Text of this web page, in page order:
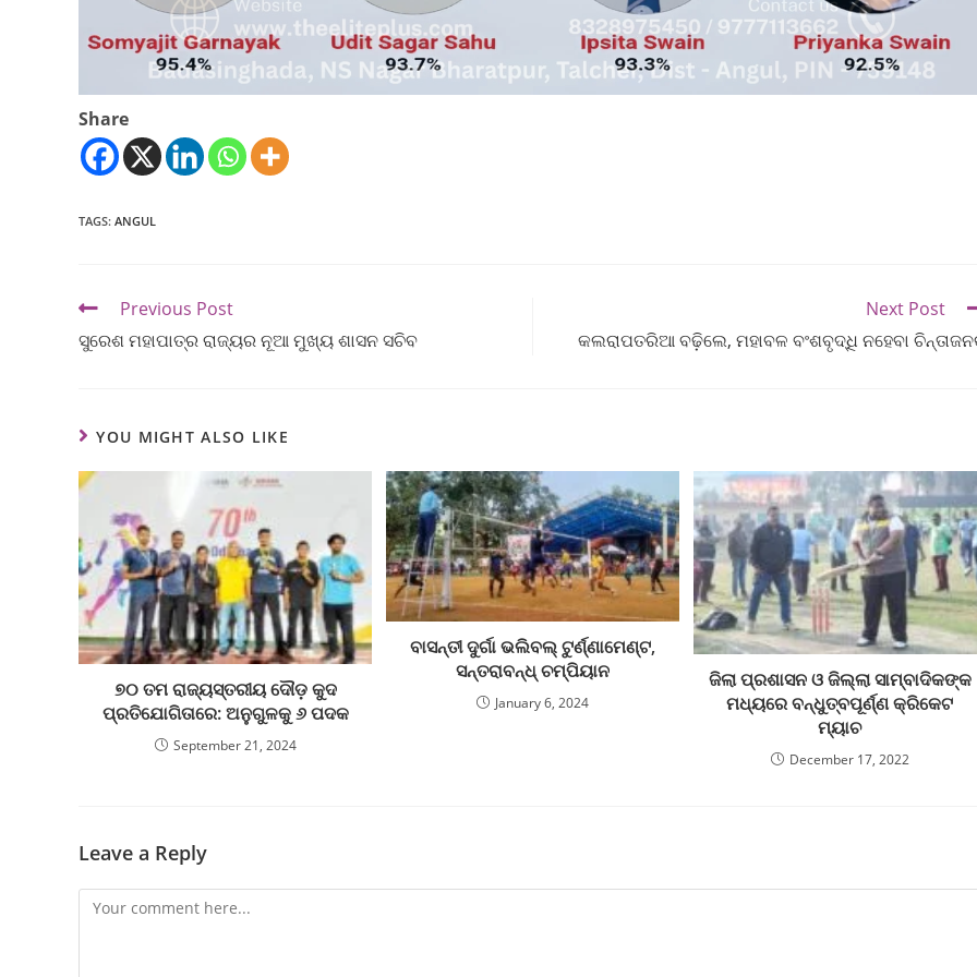
Share
TAGS: ANGUL
Previous Post
ସୁରେଶ ମହାପାତ୍ର ରାଜ୍ୟର ନୂଆ ମୁଖ୍ୟ ଶାସନ ସଚିବ
Next Post
କଲରାପତରିଆ ବଢ଼ିଲେ, ମହାବଳ ବଂଶବୃଦ୍ଧି ନହେବା
YOU MIGHT ALSO LIKE
୭୦ ତମ ରାଜ୍ୟସ୍ତରୀୟ ଦୌଡ଼ କୁଦ
ପ୍ରତିଯୋଗିତାରେ: ଅନୁଗୁଳକୁ ୬ ପଦକ
September 21, 2024
ବାସନ୍ତୀ ଦୁର୍ଗା ଭଲିବଲ୍ ଟୁର୍ଣ୍ଣାମେଣ୍ଟ,
ସନ୍ତରାବନ୍ଧ୍ ଚମ୍ପିୟାନ
January 6, 2024
ଜିଲା ପ୍ରଶାସନ ଓ ଜିଲ୍ଲା ସାମ୍ବାଦିକଙ୍କ
ମଧ୍ୟରେ ବନ୍ଧୁତ୍ବପୂର୍ଣ୍ଣ କ୍ରିକେଟ
ମ୍ୟାଚ
December 17, 2022
Leave a Reply